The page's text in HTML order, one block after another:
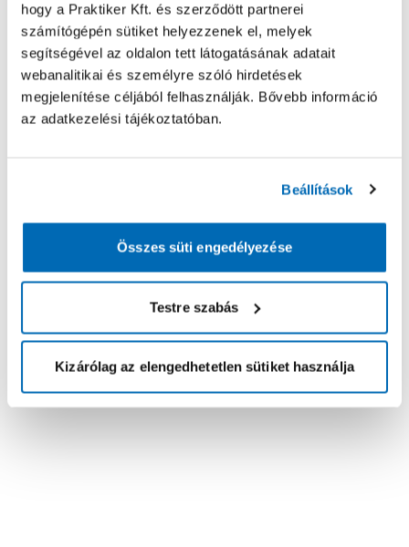
hogy a Praktiker Kft. és szerződött partnerei
számítógépén sütiket helyezzenek el, melyek
segítségével az oldalon tett látogatásának adatait
webanalitikai és személyre szóló hirdetések
megjelenítése céljából felhasználják. Bővebb információ
az adatkezelési tájékoztatóban.
Beállítások
Összes süti engedélyezése
Testre szabás
Kizárólag az elengedhetetlen sütiket használja